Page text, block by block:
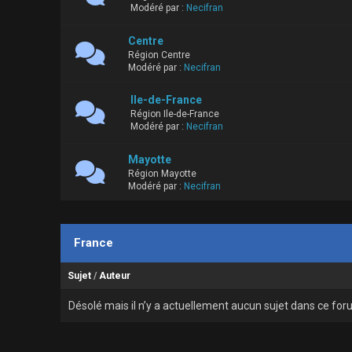
Modéré par : Necifran
Centre
Région Centre
Modéré par : Necifran
Ile-de-France
Région Ile-de-France
Modéré par : Necifran
Mayotte
Région Mayotte
Modéré par : Necifran
France
Sujet/ Auteur
Désolé mais il n’y a actuellement aucun sujet dans ce